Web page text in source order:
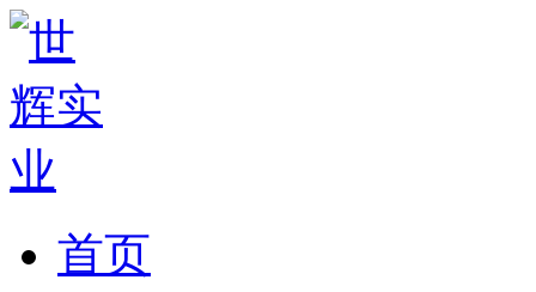
首页